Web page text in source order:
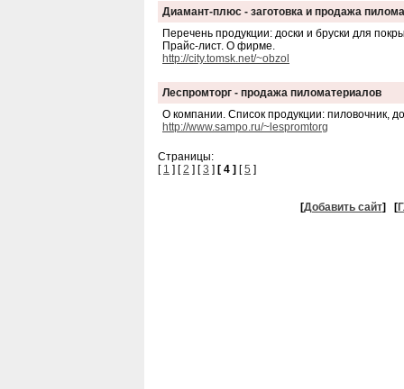
Диамант-плюс - заготовка и продажа
Перечень продукции: доски и бруски для
Прайс-лист. О фирме.
http://city.tomsk.net/~obzol
Леспромторг - продажа пиломатериалов
О компании. Список продукции: пиловочник,
http://www.sampo.ru/~lespromtorg
Страницы:
[ 1 ] [2 ] [3 ] [ 4 ] [5 ]
[Добавить сайт] [